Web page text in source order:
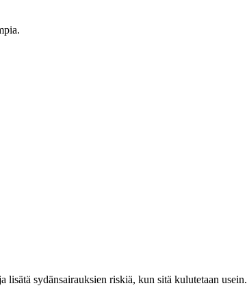
lisätä sydänsairauksien riskiä, kun sitä kulutetaan usein.